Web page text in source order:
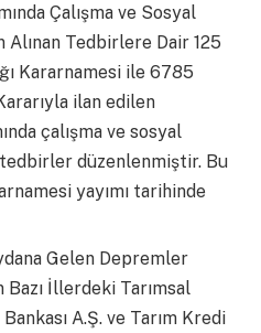
Çalışma ve Sosyal
Alınan Tedbirlere Dair 125
Kararnamesi ile 6785
ilan edilen
çalışma ve sosyal
tedbirler düzenlenmiştir. Bu
yayımı tarihinde
Gelen Depremler
İllerdeki Tarımsal
A.Ş. ve Tarım Kredi